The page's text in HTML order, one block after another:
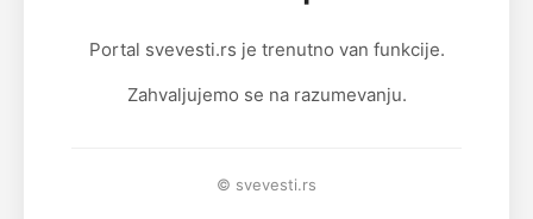
Portal svevesti.rs je trenutno van funkcije.
Zahvaljujemo se na razumevanju.
© svevesti.rs